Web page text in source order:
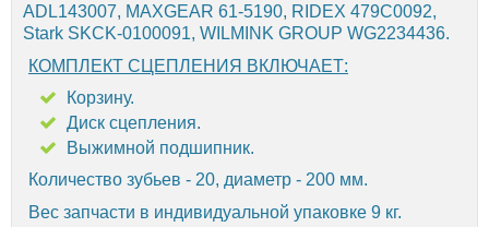
ADL143007, MAXGEAR 61-5190, RIDEX 479C0092,
Stark SKCK-0100091, WILMINK GROUP WG2234436.
КОМПЛЕКТ СЦЕПЛЕНИЯ ВКЛЮЧАЕТ:
Корзину.
Диск сцепления.
Выжимной подшипник.
Количество зубьев - 20, диаметр - 200 мм.
Вес запчасти в индивидуальной упаковке 9 кг.